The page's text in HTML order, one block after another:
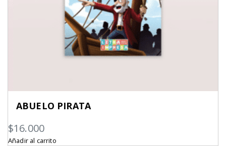
ABUELO PIRATA
$16.000
Añadir al carrito